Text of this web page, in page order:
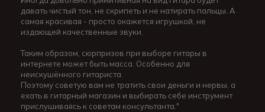
давать чистый тон, не скрипеть и не натирать пальцы. А
самая красивая - просто окажется игрушкой, не
издающей качественные звуки.
Таким образом, сюрпризов при выборе гитары в
интернете может быть масса. Особенно для
неискушённого гитариста.
Поэтому советую вам не тратить свои деньги и нервы, а
ехать в гитарный магазин и выбирать себе инструмент
прислушиваясь к советам консультанта."